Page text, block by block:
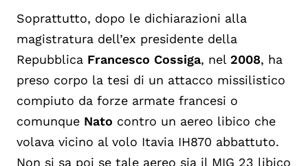
Soprattutto, dopo le dichiarazioni alla
magistratura dell’ex presidente della
Repubblica Francesco Cossiga, nel 2008, ha
preso corpo la tesi di un attacco missilistico
compiuto da forze armate francesi o
comunque Nato contro un aereo libico che
volava vicino al volo Itavia IH870 abbattuto.
Non si sa poi se tale aereo sia il MIG 23 libico